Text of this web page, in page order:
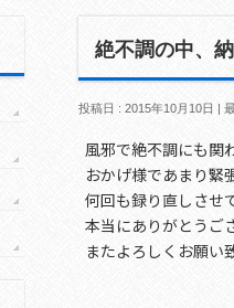
絶不調の中、
投稿日 : 2015年10月10日
風邪で絶不調にも関
おかげ様であまり緊
何回も録り直しさせ
本当にありがとうご
またよろしくお願い